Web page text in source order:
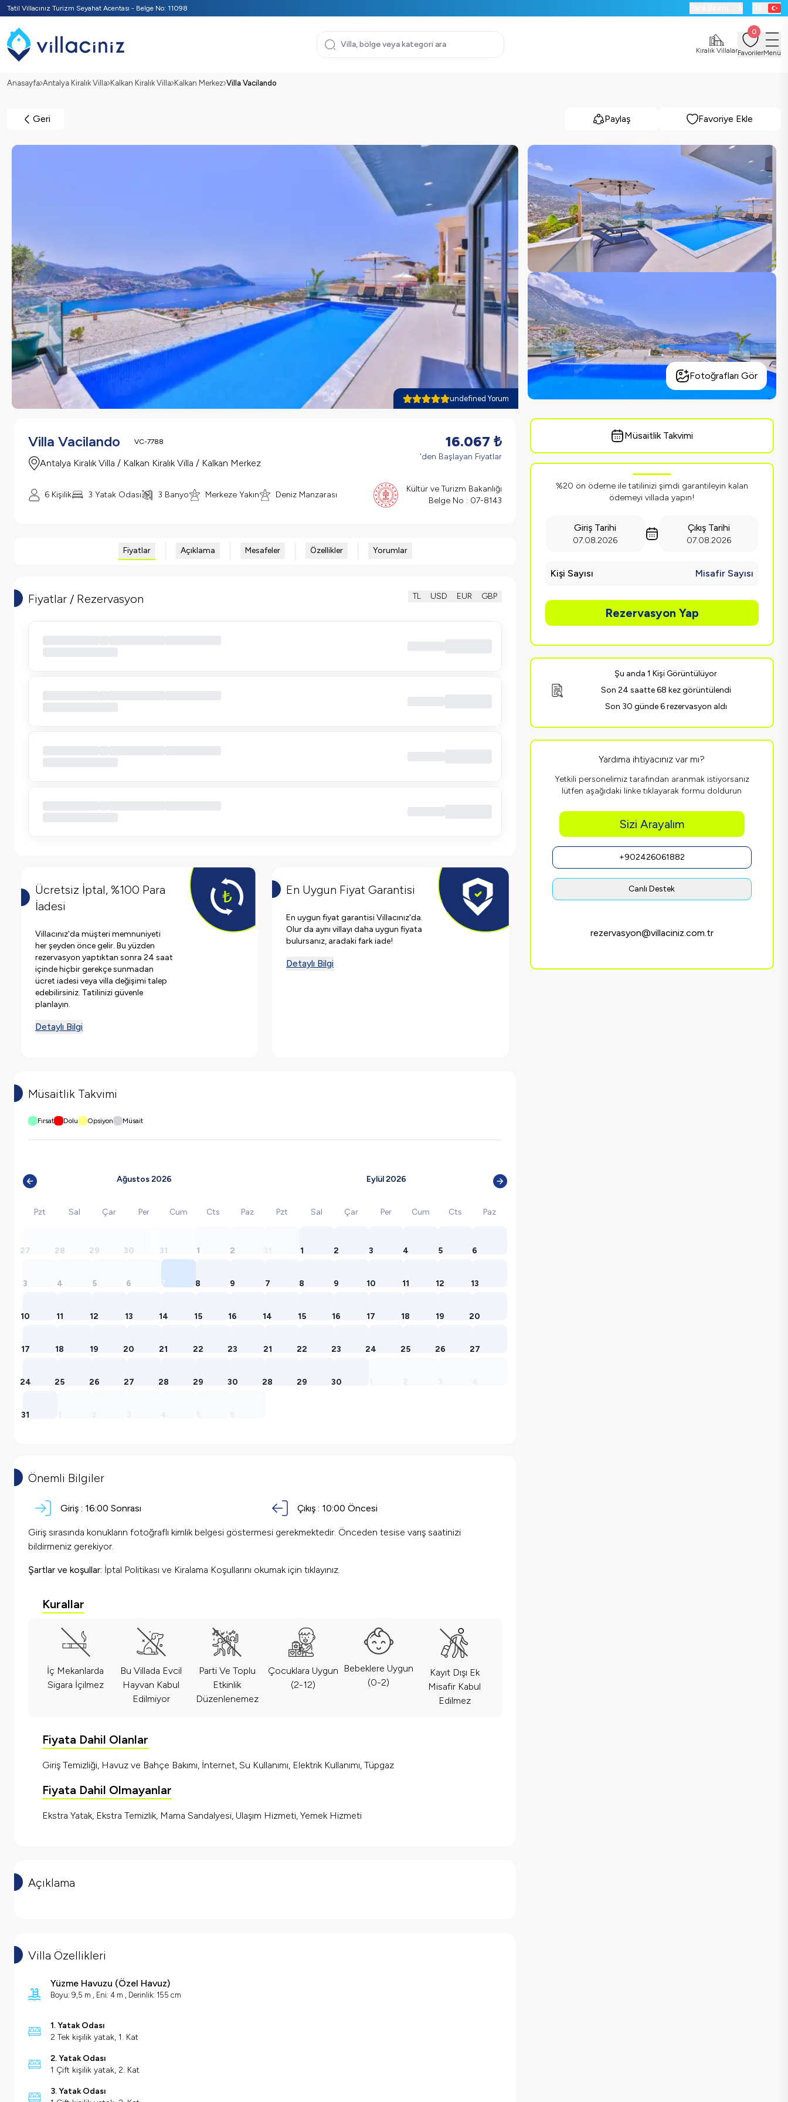
Tatil Villacınız Turizm Seyahat Acentası - Belge No: 11098
Kiralık Villalar
0
FavorilerMenü
Anasayfa Antalya Kiralık Villa Kalkan Kiralık Villa Kalkan Merkez Villa Vacilando
Geri Paylaş Favoriye Ekle
undefined Yorum
Fotoğrafları Gör
Villa Vacilando VC-7788
Antalya Kiralık Villa / Kalkan Kiralık Villa / Kalkan Merkez
16.067 ₺
'den Başlayan Fiyatlar
6 Kişilik 3 Yatak Odası 3 Banyo Merkeze Yakın Deniz Manzarası
Kültür ve Turizm Bakanlığı
Belge No : 07-8143
Fiyatlar Açıklama Mesafeler Özellikler Yorumlar
Fiyatlar / Rezervasyon TL USD EUR GBP
Ücretsiz İptal, %100 Para
İadesi
Villacınız'da müşteri memnuniyeti
her şeyden önce gelir. Bu yüzden
rezervasyon yaptıktan sonra 24 saat
içinde hiçbir gerekçe sunmadan
ücret iadesi veya villa değişimi talep
edebilirsiniz. Tatilinizi güvenle
planlayın.
Detaylı Bilgi
En Uygun Fiyat Garantisi
En uygun fiyat garantisi Villacınız'da.
Olur da aynı villayı daha uygun fiyata
bulursanız, aradaki fark iade!
Detaylı Bilgi
Müsaitlik Takvimi
Fırsat Dolu Opsiyon Müsait
Ağustos 2026
Pzt Sal Çar Per Cum Cts Paz
27 28 29 30 31 1 2
3 4 5 6 7 8 9
10 11 12 13 14 15 16
17 18 19 20 21 22 23
24 25 26 27 28 29 30
31
Eylül 2026
Pzt Sal Çar Per Cum Cts Paz
1 2 3 4 5 6
7 8 9 10 11 12 13
14 15 16 17 18 19 20
21 22 23 24 25 26 27
28 29 30
Önemli Bilgiler
Giriş : 16:00 Sonrası Çıkış : 10:00 Öncesi
Giriş sırasında konukların fotoğraflı kimlik belgesi göstermesi gerekmektedir. Önceden tesise varış saatinizi
bildirmeniz gerekiyor.
Şartlar ve koşullar: İptal Politikası ve Kiralama Koşullarını okumak için tıklayınız.
Kurallar
İç Mekanlarda
Sigara İçilmez
Bu Villada Evcil
Hayvan Kabul
Edilmiyor
Parti Ve Toplu
Etkinlik
Düzenlenemez
Çocuklara Uygun
(2-12)
Bebeklere Uygun
(0-2)
Kayıt Dışı Ek
Misafir Kabul
Edilmez
Fiyata Dahil Olanlar
Giriş Temizliği, Havuz ve Bahçe Bakımı, İnternet, Su Kullanımı, Elektrik Kullanımı, Tüpgaz
Fiyata Dahil Olmayanlar
Ekstra Yatak, Ekstra Temizlik, Mama Sandalyesi, Ulaşım Hizmeti, Yemek Hizmeti
Açıklama
Villa Özellikleri
Yüzme Havuzu (Özel Havuz)
Boyu: 9,5 m , Eni: 4 m , Derinlik: 155 cm
1. Yatak Odası
2 Tek kişilik yatak, 1. Kat
2. Yatak Odası
1 Çift kişilik yatak, 2. Kat
3. Yatak Odası
Müsaitlik Takvimi
%20 ön ödeme ile tatilinizi şimdi garantileyin kalan
ödemeyi villada yapın!
Giriş Tarihi
07.08.2026
Çıkış Tarihi
07.08.2026
Kişi Sayısı Misafir Sayısı
Rezervasyon Yap
Şu anda 1 Kişi Görüntülüyor
Son 24 saatte 68 kez görüntülendi
Son 30 günde 6 rezervasyon aldı
Yardıma ihtiyacınız var mı?
Yetkili personelimiz tarafından aranmak istiyorsanız
lütfen aşağıdaki linke tıklayarak formu doldurun
Sizi Arayalım
+902426061882
Canlı Destek
rezervasyon@villaciniz.com.tr